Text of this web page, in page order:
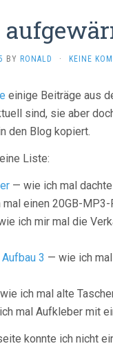
BY RONALD · KEINE
einige Beiträge aus
sind, sie aber
den Blog kopiert.
Liste:
— wie ich mal
einen 20GB-
ich mir mal die
Aufbau 3 — wie ich
ich mal alte
mal Aufkleber mit
konnte ich nicht